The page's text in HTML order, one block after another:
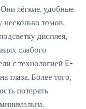
лёгкие, удобные
несколько томов.
дисплея,
слабого
с технологией E-
глаза. Более того,
потерять